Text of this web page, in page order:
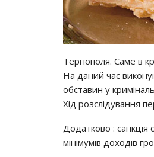
Тернополя. Саме в
На даний час
обставин у
Хід розслідування
Додатково :
мінімумів доходів